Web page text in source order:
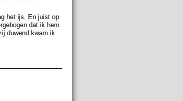
het ijs. En juist op
dat ik hem
duwend kwam ik